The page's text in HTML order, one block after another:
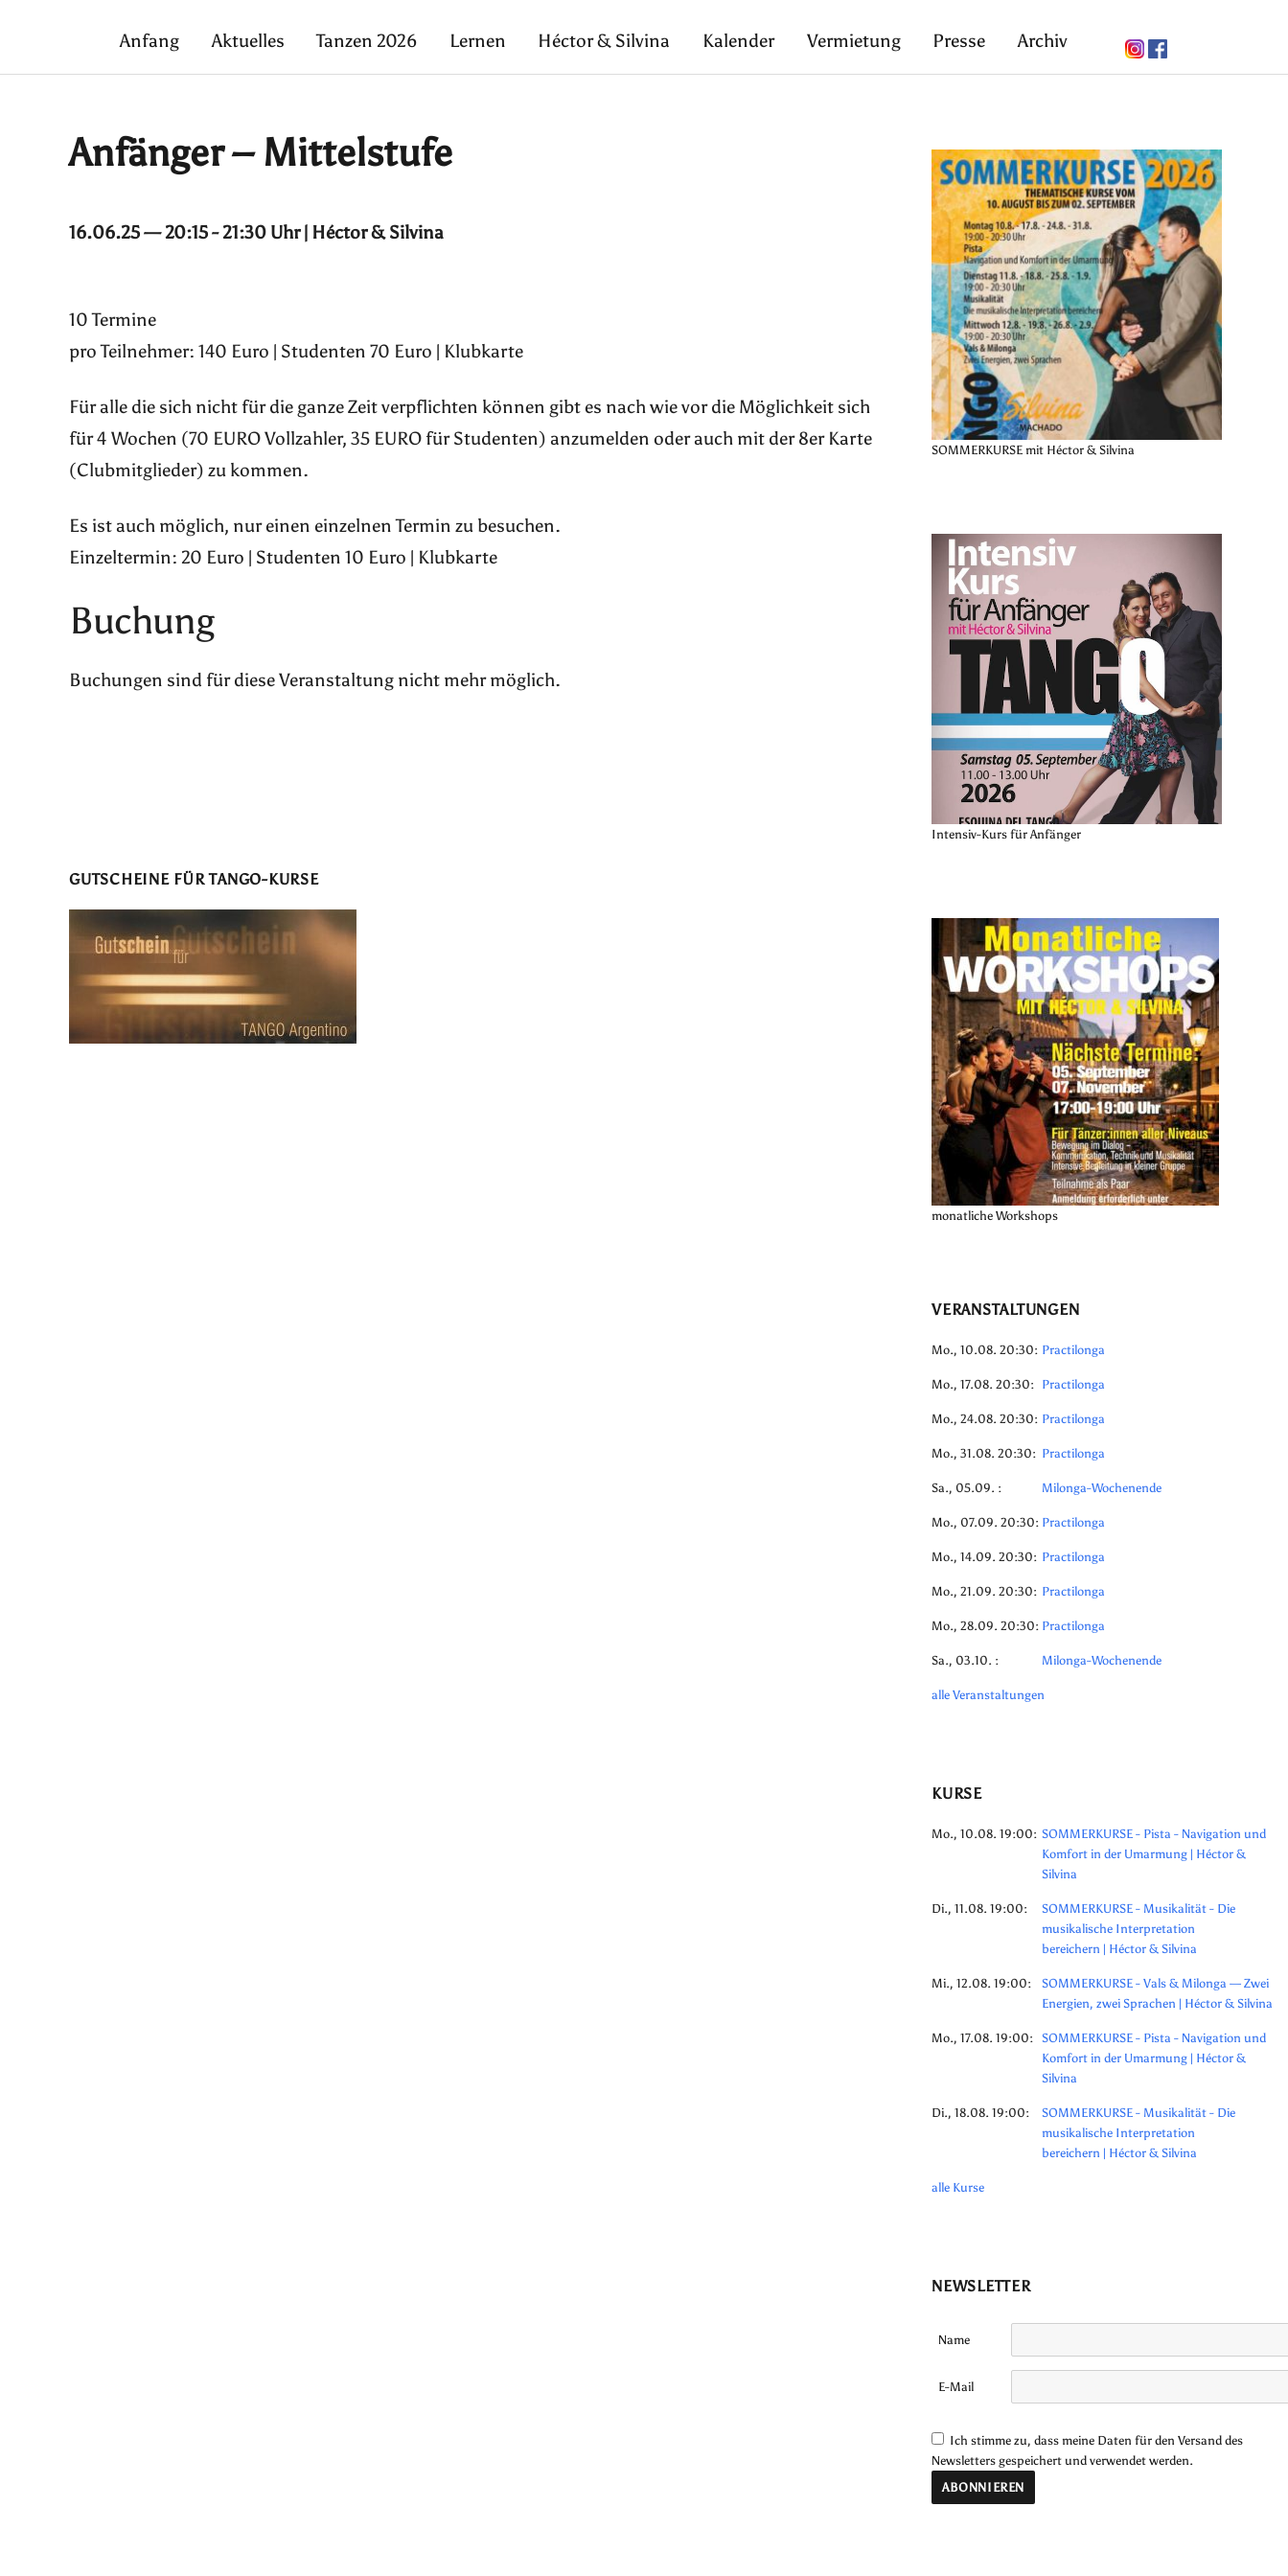
Anfang Aktuelles Tanzen 2026 Lernen Héctor & Silvina Kalender Vermietung Presse Archiv
Anfänger – Mittelstufe
16.06.25 — 20:15 - 21:30 Uhr | Héctor & Silvina
10 Termine
pro Teilnehmer: 140 Euro | Studenten 70 Euro | Klubkarte
Für alle die sich nicht für die ganze Zeit verpflichten können gibt es nach wie vor die Möglichkeit sich
für 4 Wochen (70 EURO Vollzahler, 35 EURO für Studenten) anzumelden oder auch mit der 8er Karte
(Clubmitglieder) zu kommen.
Es ist auch möglich, nur einen einzelnen Termin zu besuchen.
Einzeltermin: 20 Euro | Studenten 10 Euro | Klubkarte
Buchung
Buchungen sind für diese Veranstaltung nicht mehr möglich.
GUTSCHEINE FÜR TANGO-KURSE
SOMMERKURSE mit Héctor & Silvina
Intensiv-Kurs für Anfänger
monatliche Workshops
VERANSTALTUNGEN
Mo., 10.08. 20:30: Practilonga
Mo., 17.08. 20:30: Practilonga
Mo., 24.08. 20:30: Practilonga
Mo., 31.08. 20:30: Practilonga
Sa., 05.09. : Milonga-Wochenende
Mo., 07.09. 20:30: Practilonga
Mo., 14.09. 20:30: Practilonga
Mo., 21.09. 20:30: Practilonga
Mo., 28.09. 20:30: Practilonga
Sa., 03.10. : Milonga-Wochenende
alle Veranstaltungen
KURSE
Mo., 10.08. 19:00: SOMMERKURSE - Pista - Navigation und
Komfort in der Umarmung | Héctor &
Silvina
Di., 11.08. 19:00:
SOMMERKURSE - Musikalität - Die
musikalische Interpretation
bereichern | Héctor & Silvina
Mi., 12.08. 19:00:
SOMMERKURSE - Vals & Milonga — Zwei
Energien, zwei Sprachen | Héctor & Silvina
Mo., 17.08. 19:00: SOMMERKURSE - Pista - Navigation und
Komfort in der Umarmung | Héctor &
Silvina
Di., 18.08. 19:00:
SOMMERKURSE - Musikalität - Die
musikalische Interpretation
bereichern | Héctor & Silvina
alle Kurse
NEWSLETTER
Name
E-Mail
Ich stimme zu, dass meine Daten für den Versand des
Newsletters gespeichert und verwendet werden.